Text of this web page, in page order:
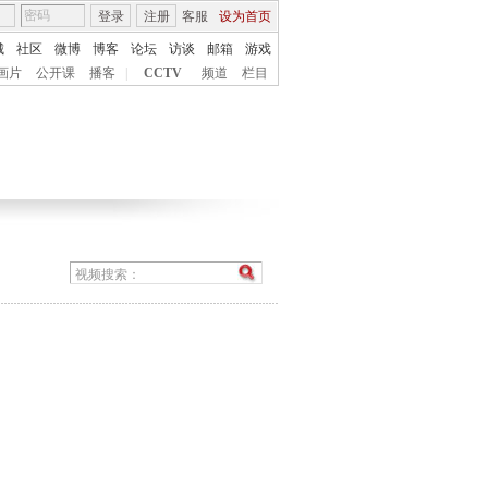
客服 设为首页
登录 注册
社区 微博 博客 论坛 访谈 邮箱
游戏
片
公开课 播客 CCTV 频道 栏目